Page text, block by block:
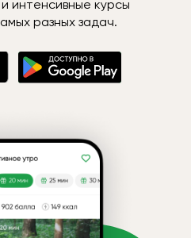
интенсивные курсы
разных задач.